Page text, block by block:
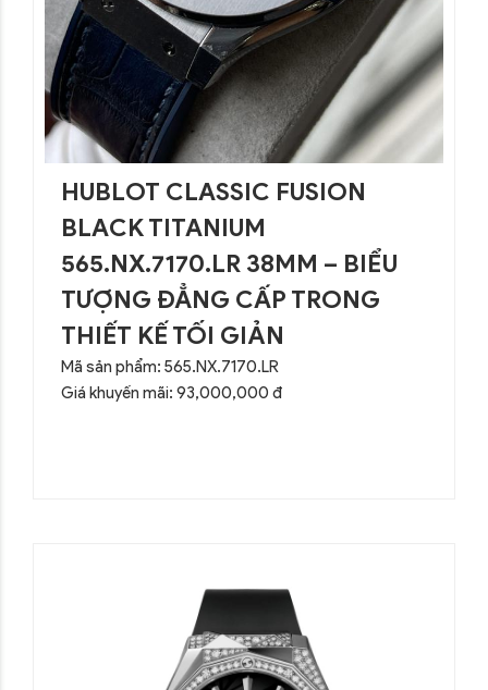
HUBLOT CLASSIC FUSION
BLACK TITANIUM
565.NX.7170.LR 38MM – BIỂU
TƯỢNG ĐẲNG CẤP TRONG
THIẾT KẾ TỐI GIẢN
Mã sản phẩm: 565.NX.7170.LR
Giá khuyến mãi: 93,000,000 đ